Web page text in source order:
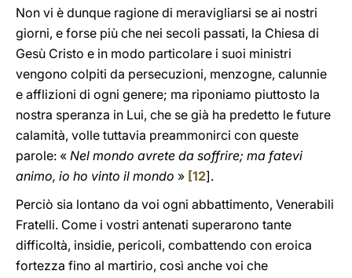
Non vi è dunque ragione di meravigliarsi se ai nostri
giorni, e forse più che nei secoli passati, la Chiesa di
Gesù Cristo e in modo particolare i suoi ministri
vengono colpiti da persecuzioni, menzogne, calunnie
e afflizioni di ogni genere; ma riponiamo piuttosto la
nostra speranza in Lui, che se già ha predetto le future
calamità, volle tuttavia preammonirci con queste
parole: « Nel mondo avrete da soffrire; ma fatevi
animo, io ho vinto il mondo » [12].
Perciò sia lontano da voi ogni abbattimento, Venerabili
Fratelli. Come i vostri antenati superarono tante
difficoltà, insidie, pericoli, combattendo con eroica
fortezza fino al martirio, così anche voi che